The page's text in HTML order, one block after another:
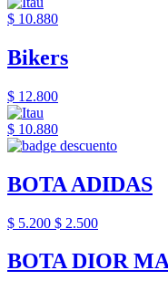
$ 10.880
Bikers
$ 12.800
$ 10.880
BOTA ADIDAS
$ 5.200 $ 2.500
BOTA DIOR